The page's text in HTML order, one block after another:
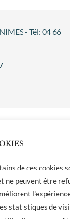
- Tél: 04 66
de ces cookies
ne peuvent être
statistiques de